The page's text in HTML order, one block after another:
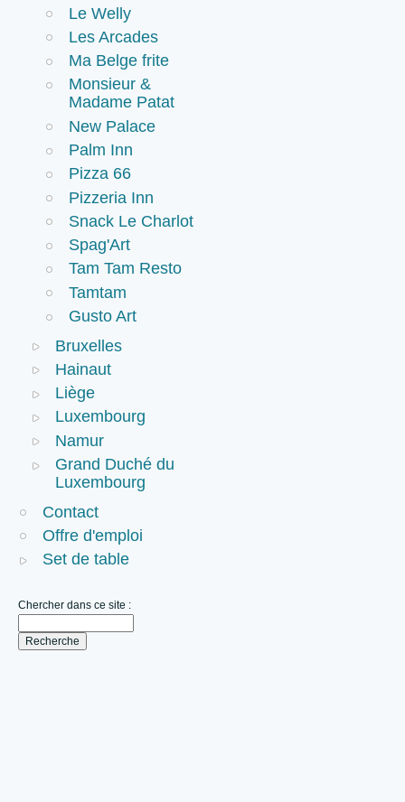
Le Welly
Les Arcades
Ma Belge frite
Monsieur &
Madame Patat
New Palace
Palm Inn
Pizza 66
Pizzeria Inn
Snack Le Charlot
Spag'Art
Tam Tam Resto
Tamtam
Gusto Art
Bruxelles
Hainaut
Liège
Luxembourg
Namur
Grand Duché du
Luxembourg
Contact
Offre d'emploi
Set de table
Chercher dans ce site :